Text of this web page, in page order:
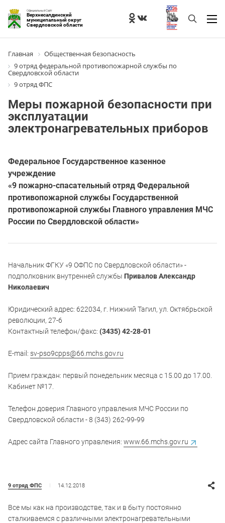
Официальный Сайт
Верхнесалдинский
муниципальный округ
Свердловской области
Главная
Общественная безопасность
9 отряд федеральной противопожарной службы по
Свердловской области
9 отряд ФПС
Меры пожарной безопасности при
эксплуатации
электронагревательных приборов
Федеральное Государственное казенное
учреждение
«9 пожарно-спасательный отряд Федеральной
противопожарной службы Государственной
противопожарной службы Главного управления МЧС
России по Свердловской области»
Начальник ФГКУ «9 ОФПС по Свердловской области» -
подполковник внутренней службы Привалов Александр
Николаевич
Юридический адрес: 622034, г. Нижний Тагил, ул. Октябрьской
революции, 27-6
Контактный телефон/факс: (3435) 42-28-01
E-mail: sv-pso9cpps@66.mchs.gov.ru
Прием граждан: первый понедельник месяца с 15.00 до 17.00.
Кабинет №17.
Телефон доверия Главного управления МЧС России по
Свердловской области - 8 (343) 262-99-99
Адрес сайта Главного управления: www.66.mchs.gov.ru
9 отряд ФПС 14.12.2018
Все мы как на производстве, так и в быту постоянно
сталкиваемся с различными электронагревательными